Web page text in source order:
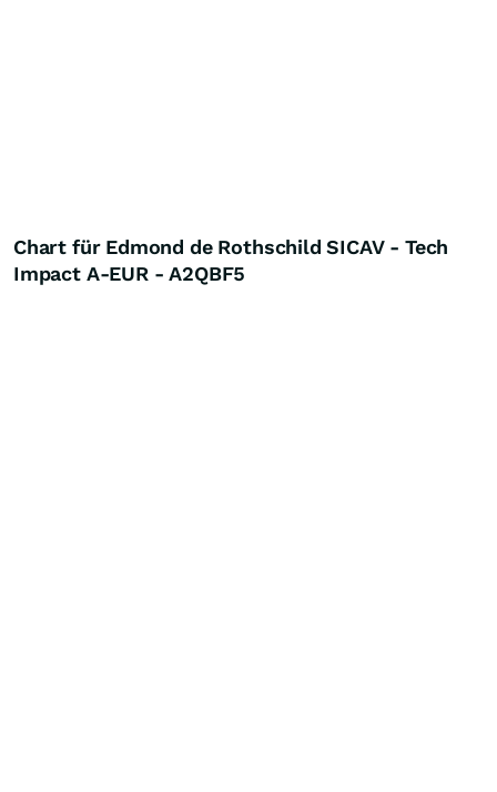
Chart für Edmond de Rothschild SICAV - Tech
Impact A-EUR - A2QBF5